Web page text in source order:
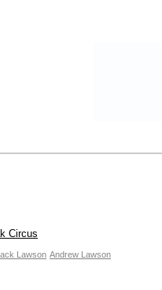
Circus
Lawson Andrew Lawson